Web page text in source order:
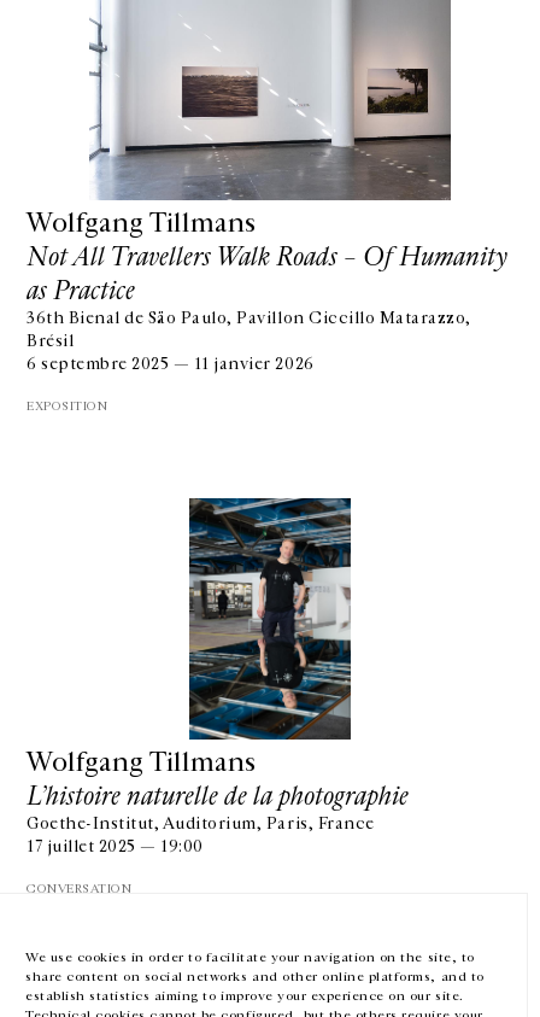
We use cookies in order to facilitate your navigation on the site, to
share content on social networks and other online platforms, and to
establish statistics aiming to improve your experience on our site.
Wolfgang Tillmans
Not All Travellers Walk Roads – Of Humanity
as Practice
36th Bienal de São Paulo, Pavillon Ciccillo Matarazzo,
Brésil
6 septembre 2025 — 11 janvier 2026
EXPOSITION
Wolfgang Tillmans
L’histoire naturelle de la photographie
Goethe-Institut, Auditorium, Paris, France
17 juillet 2025 — 19:00
CONVERSATION
GALERIE CHANTAL CROUSEL
10 RUE CHARLOT, 75003 PARIS
HORAIRES D'OUVERTURE
DU MARDI AU VENDREDI
10H-18H
LE SAMEDI
11H-19H
EN FR 中文 Facebook Instagram